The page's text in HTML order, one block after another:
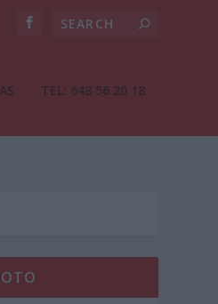
TEL: 648 56 20 18